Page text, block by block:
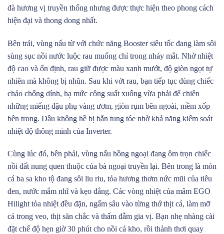
đà hương vị truyền thống nhưng được thực hiện theo phong cách
hiện đại và thong dong nhất.
Bên trái, vùng nấu từ với chức năng Booster siêu tốc đang làm sôi
sùng sục nồi nước luộc rau muống chỉ trong nháy mắt. Nhờ nhiệt
độ cao và ổn định, rau giữ được màu xanh mướt, độ giòn ngọt tự
nhiên mà không bị nhũn. Sau khi vớt rau, bạn tiếp tục dùng chiếc
chảo chống dính, hạ mức công suất xuống vừa phải để chiên
những miếng đậu phụ vàng ươm, giòn rụm bên ngoài, mềm xốp
bên trong. Dầu không hề bị bắn tung tóe nhờ khả năng kiểm soát
nhiệt độ thông minh của Inverter.
Cùng lúc đó, bên phải, vùng nấu hồng ngoại đang ôm trọn chiếc
nồi đất nung quen thuộc của bà ngoại truyền lại. Bên trong là món
cá ba sa kho tộ đang sôi liu riu, tỏa hương thơm nức mũi của tiêu
đen, nước mắm nhĩ và kẹo đắng. Các vòng nhiệt của mâm EGO
Hilight tỏa nhiệt đều đặn, ngấm sâu vào từng thớ thịt cá, làm mỡ
cá trong veo, thịt săn chắc và thấm đẫm gia vị. Bạn nhẹ nhàng cài
đặt chế độ hẹn giờ 30 phút cho nồi cá kho, rồi thảnh thơi quay